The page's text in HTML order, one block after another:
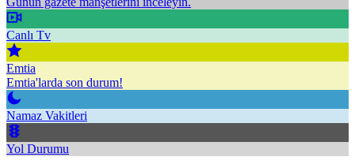
Canlı Tv
Emtia
Emtia'larda son durum!
Namaz Vakitleri
Yol Durumu